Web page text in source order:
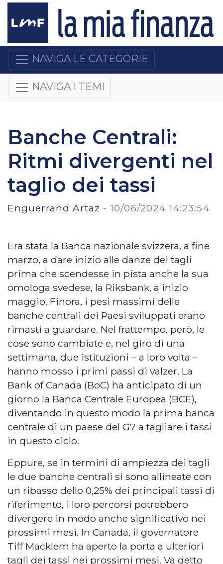
NAVIGA LE CATEGORIE
NAVIGA I TEMI
Banche Centrali:
Ritmi divergenti nel
taglio dei tassi
Enguerrand Artaz - 10/06/2024 14:23:54
Era stata la Banca nazionale svizzera, a fine
marzo, a dare inizio alle danze dei tagli
prima che scendesse in pista anche la sua
omologa svedese, la Riksbank, a inizio
maggio. Finora, i pesi massimi delle
banche centrali dei Paesi sviluppati erano
rimasti a guardare. Nel frattempo, però, le
cose sono cambiate e, nel giro di una
settimana, due istituzioni – a loro volta –
hanno mosso i primi passi di valzer. La
Bank of Canada (BoC) ha anticipato di un
giorno la Banca Centrale Europea (BCE),
diventando in questo modo la prima banca
centrale di un paese del G7 a tagliare i tassi
in questo ciclo.
Eppure, se in termini di ampiezza dei tagli
le due banche centrali si sono allineate con
un ribasso dello 0,25% dei principali tassi di
riferimento, i loro percorsi potrebbero
divergere in modo anche significativo nei
prossimi mesi. In Canada, il governatore
Tiff Macklem ha aperto la porta a ulteriori
tagli dei tassi nei prossimi mesi. Va detto